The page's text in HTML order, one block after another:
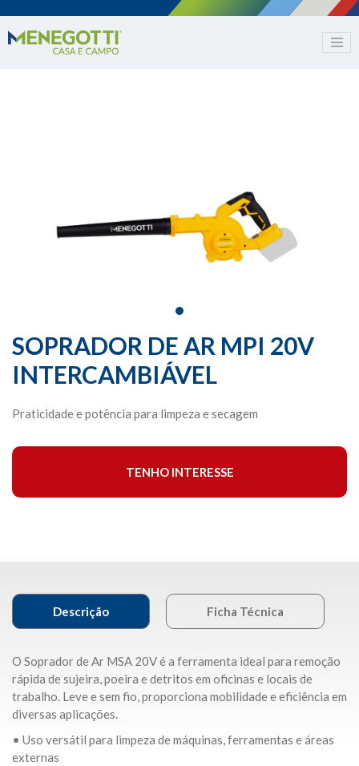
SOPRADOR DE AR MPI 20V
INTERCAMBIÁVEL
Praticidade e potência para limpeza e secagem
TENHO INTERESSE
Descrição Ficha Técnica
O Soprador de Ar MSA 20V é a ferramenta ideal para remoção
rápida de sujeira, poeira e detritos em oficinas e locais de
trabalho. Leve e sem fio, proporciona mobilidade e eficiência em
diversas aplicações.
• Uso versátil para limpeza de máquinas, ferramentas e áreas
externas